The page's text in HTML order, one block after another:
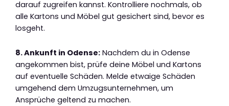
darauf zugreifen kannst. Kontrolliere nochmals, ob
alle Kartons und Möbel gut gesichert sind, bevor es
losgeht.
8. Ankunft in Odense: Nachdem du in Odense
angekommen bist, prüfe deine Möbel und Kartons
auf eventuelle Schäden. Melde etwaige Schäden
umgehend dem Umzugsunternehmen, um
Ansprüche geltend zu machen.